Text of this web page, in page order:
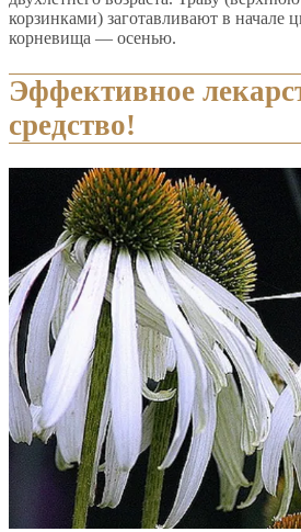
корзинками) заготавливают в начале
корневища — осенью.
Эффективное
средство!